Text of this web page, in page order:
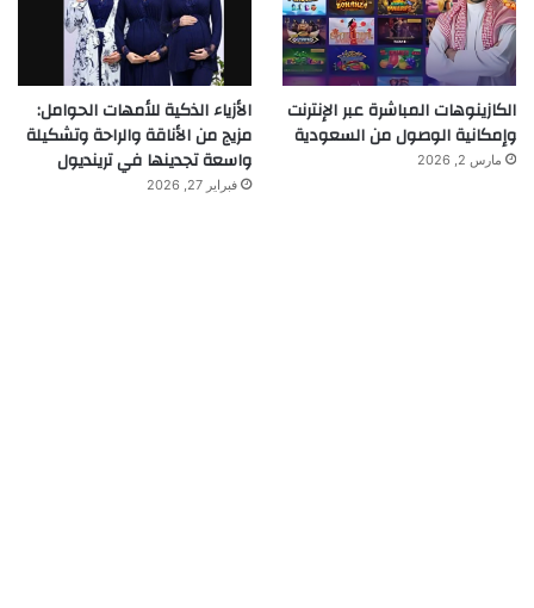
الكازينوهات المباشرة عبر الإنترنت
وإمكانية الوصول من السعودية
مارس 2, 2026
الأزياء الذكية للأمهات الحوامل:
مزيج من الأناقة والراحة وتشكيلة
واسعة تجدينها في ترينديول
فبراير 27, 2026